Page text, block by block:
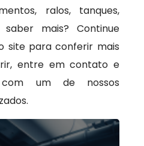
ralos, tanques,
mais? Continue
site para conferir mais
entre em contato e
um de nossos